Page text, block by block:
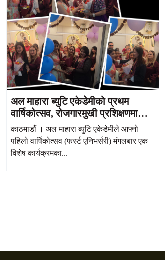
अल माहारा ब्युटि एकेडेमीको प्रथम
वार्षिकोत्सव, रोजगारमुखी प्रशिक्षणमा
जोड
काठमाडौं । अल माहारा ब्युटि एकेडेमीले आफ्नो
पहिलो वार्षिकोत्सव (फर्स्ट एनिभर्सरी) मंगलबार एक
विशेष कार्यक्रमका...